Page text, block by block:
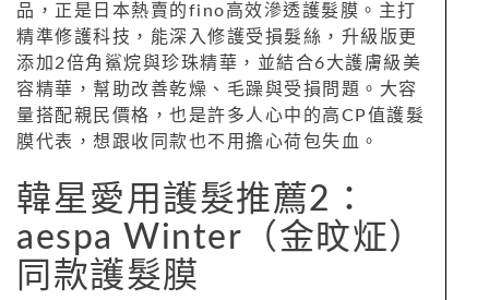
品，正是日本熱賣的fino高效滲透護髮膜。主打
精準修護科技，能深入修護受損髮絲，升級版更
添加2倍角鯊烷與珍珠精華，並結合6大護膚級美
容精華，幫助改善乾燥、毛躁與受損問題。大容
量搭配親民價格，也是許多人心中的高CP值護髮
膜代表，想跟收同款也不用擔心荷包失血。
韓星愛用護髮推薦2：
aespa Winter（金旼炡）
同款護髮膜